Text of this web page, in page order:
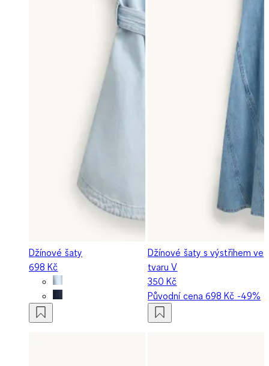
Džínové šaty
698 Kč
Džínové šaty s výstřihem ve
tvaru V
350 Kč
Původní cena698 Kč -49%